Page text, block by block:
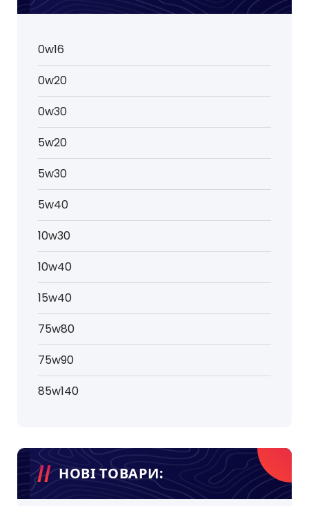
0w16
0w20
0w30
5w20
5w30
5w40
10w30
10w40
15w40
75w80
75w90
85w140
НОВІ ТОВАРИ: